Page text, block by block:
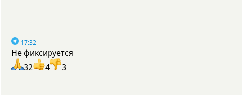
17:32
Не фиксируется
32
4 3